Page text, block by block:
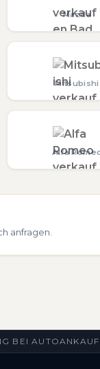
Mazda
Mitsubishi
Alfa
anfragen.
BEI